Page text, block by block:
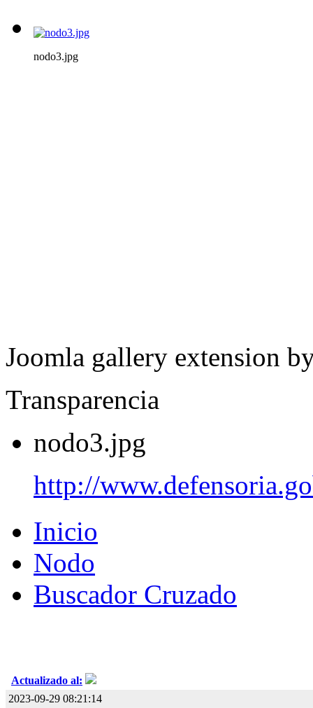
nodo3.jpg
Joomla gallery extension
Transparencia
nodo3.jpg
http://
Inicio
Nodo
Buscador Cruzado
Actualizado al:
2023-09-29 08:21:14